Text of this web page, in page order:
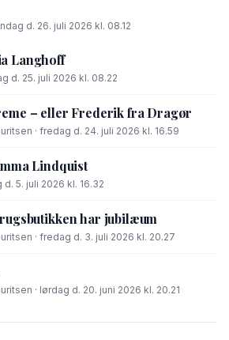
d. 26. juli 2026 kl. 08.12
Langhoff
d. 25. juli 2026 kl. 08.22
– eller Frederik fra Dragør
· fredag d. 24. juli 2026 kl. 16.59
Lindquist
5. juli 2026 kl. 16.32
har jubilæum
· fredag d. 3. juli 2026 kl. 20.27
· lørdag d. 20. juni 2026 kl. 20.21